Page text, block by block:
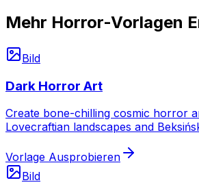
Mehr Horror-Vorlagen
Bild
Dark Horror Art
Create bone-chilling cosmic horror
Lovecraftian landscapes and
Vorlage Ausprobieren
Bild